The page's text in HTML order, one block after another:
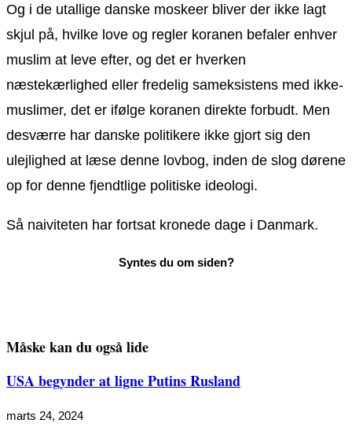
Og i de utallige danske moskeer bliver der ikke lagt
skjul på, hvilke love og regler koranen befaler enhver
muslim at leve efter, og det er hverken
næstekærlighed eller fredelig sameksistens med ikke-
muslimer, det er ifølge koranen direkte forbudt. Men
desværre har danske politikere ikke gjort sig den
ulejlighed at læse denne lovbog, inden de slog dørene
op for denne fjendtlige politiske ideologi.
Så naiviteten har fortsat kronede dage i Danmark.
Måske kan du også lide
USA begynder at ligne Putins Rusland
marts 24, 2024